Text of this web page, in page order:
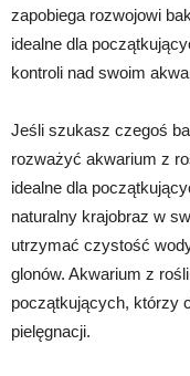
zapobiega rozwojowi
idealne dla
kontroli nad swoim
Jeśli szukasz czegoś
rozważyć akwarium z
idealne dla
naturalny krajobraz w
utrzymać czystość
glonów. Akwarium z
początkujących, którzy
pielęgnacji.